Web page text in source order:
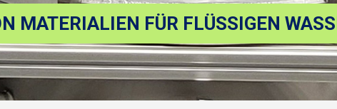
MATERIALIEN FÜR FLÜSSIGEN